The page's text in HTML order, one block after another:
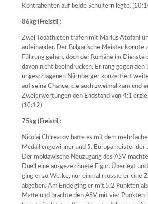
Kontrahenten auf beide Schultern legte.
86kg (Freistil):
Zwei Topathleten trafen mit Marius Atofani
aufeinander. Der Bulgarische Meister konnte
Führung gehen, doch der Rumäne im Dienste
davon nicht beeindrucken. Er rang gegen den
ungeschlagenen Nürnberger konzertiert
auf seine Chance, die auch zweimal kam und
Zweierwertungen den Endstand von 4:1
(10:12)
75kg (Freistil):
Nicolai Chireacov hatte es mit dem
Medaillengewinner und 5. Europameister der
Der moldawische Neuzugang des ASV
Duell eine ausgezeichnete Figur. Überlegt
ging er zu Werke, nur einmal musste er eine
abgeben. Am Ende ging er mit 5:2 Punkten
Matte und brachte den ASV mit vier Punkten